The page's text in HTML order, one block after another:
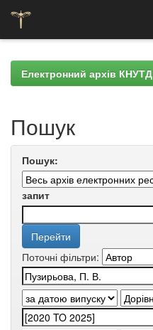
navigationЕлектронний архів КНУТД
Пошук
Пошук:
запит
Поточні фільтри: